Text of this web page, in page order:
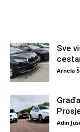
Sve
Arnela
Adin